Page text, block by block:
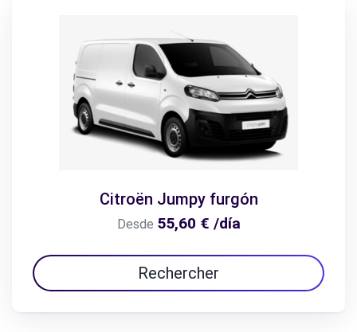
Citroën Jumpy furgón
Desde 55,60 € /día
Rechercher